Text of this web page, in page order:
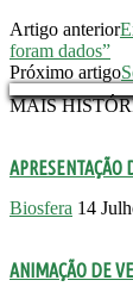
Artigo anterior
foram dados”
Próximo artigo
MAIS
APRESENTAÇÃO
Biosfera 14
ANIMAÇÃO DE